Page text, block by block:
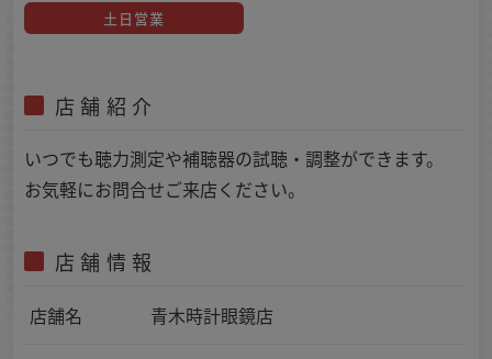
土日営業
店舗紹介
いつでも聴力測定や補聴器の試聴・調整ができます。
お気軽にお問合せご来店ください。
店舗情報
店舗名 青木時計眼鏡店